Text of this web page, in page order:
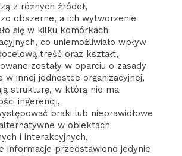
z różnych źródeł,
obszerne, a ich wytworzenie
się w kilku komórkach
co uniemożliwiało wpływ
treść oraz kształt,
zostały w oparciu o zasady
w innej jednostce organizacyjnej,
strukturę, w którą nie ma
ingerencji,
braki lub nieprawidłowe
w obiektach
i interakcyjnych,
informacje przedstawiono jedynie